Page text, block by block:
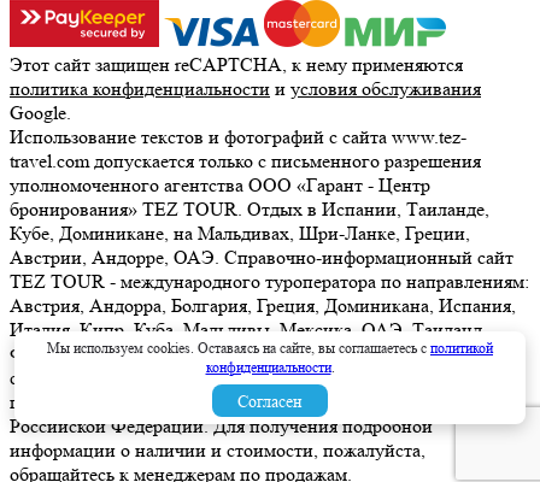
Этот сайт защищен reCAPTCHA, к нему применяются
политика конфиденциальности и условия обслуживания
Google.
Использование текстов и фотографий с сайта www.tez-
travel.com допускается только с письменного разрешения
уполномоченного агентства ООО «Гарант - Центр
бронирования» TEZ TOUR. Отдых в Испании, Таиланде,
Кубе, Доминикане, на Мальдивах, Шри-Ланке, Греции,
Австрии, Андорре, ОАЭ. Справочно-информационный сайт
TEZ TOUR - международного туроператора по направлениям:
Австрия, Андорра, Болгария, Греция, Доминикана, Испания,
Италия, Кипр, Куба, Мальдивы, Мексика, ОАЭ, Таиланд,
Франция, Шри-Ланка. Информация о ценах, указанная на
сайте, не является ни рекламой, ни офертой. определяемой
положениями Статьи 437 (2) Гражданского кодекса
Российской Федерации. Для получения подробной
информации о наличии и стоимости, пожалуйста,
обращайтесь к менеджерам по продажам.
Мы используем cookies. Оставаясь на сайте, вы соглашаетесь с политикой
конфиденциальности.
Согласен